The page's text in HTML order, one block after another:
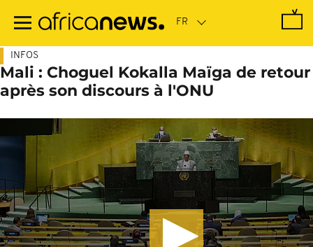
contenu
INFOS
Mali : Choguel Kokalla Maïga de retour
après son discours à l'ONU